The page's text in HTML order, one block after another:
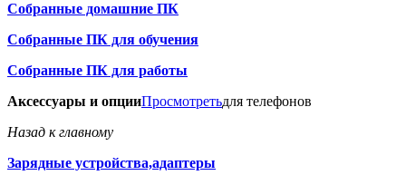
Собранные домашние ПК
Собранные ПК для обучения
Собранные ПК для работы
Аксессуары и опцииПросмотретьдля телефонов
Назад к главному
Зарядные устройства,адаптеры